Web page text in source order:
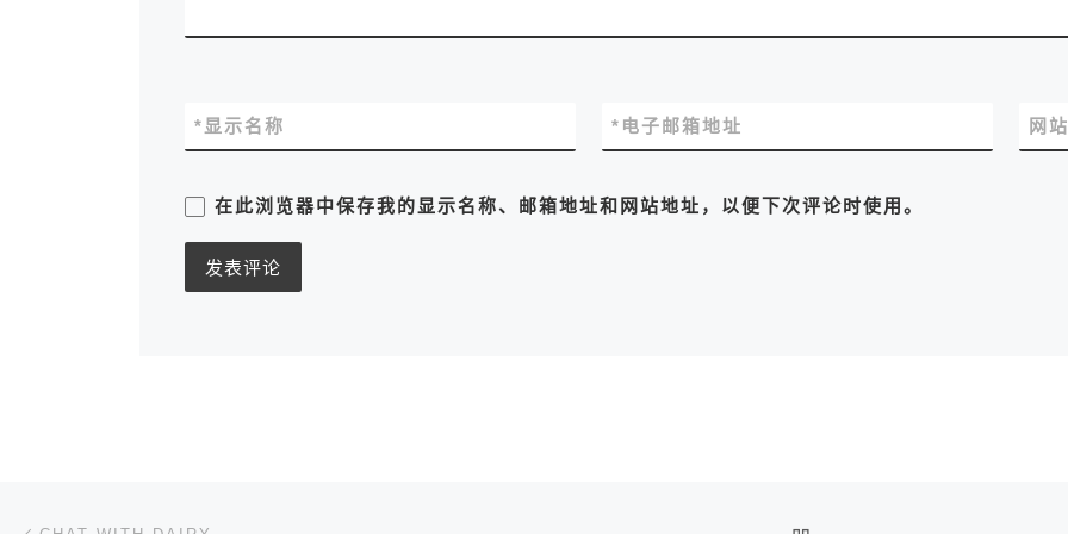
显示名称
* 电子邮箱地址
* 网
在此浏览器中保存我的显示名称、邮箱地址和网站地址，以便下次评论时使用。
文章导航